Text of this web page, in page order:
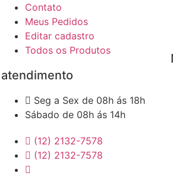
Contato
Meus Pedidos
Editar cadastro
Todos os Produtos
atendimento
Seg a Sex de 08h ás 18h
Sábado de 08h ás 14h
(12) 2132-7578
(12) 2132-7578